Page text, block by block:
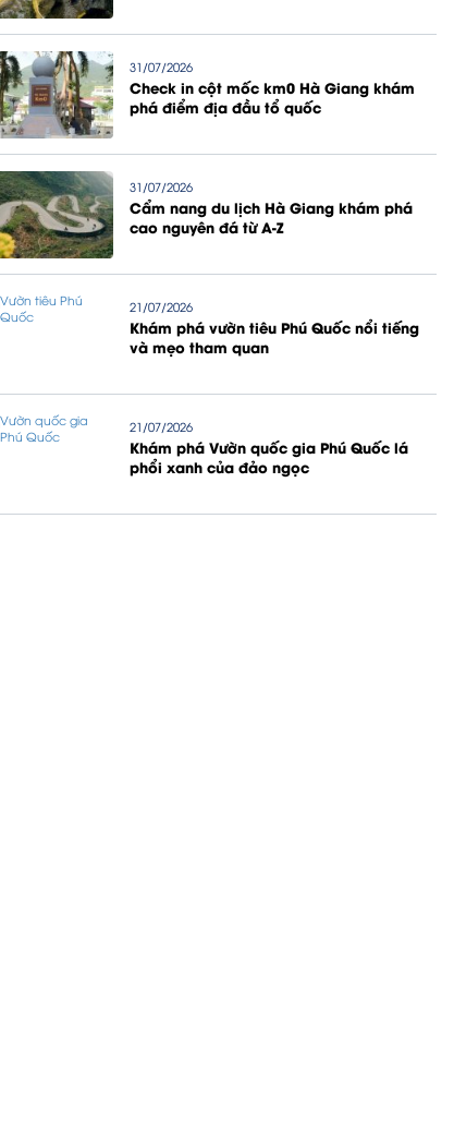
31/07/2026
Check in cột mốc km0 Hà Giang khám
phá điểm địa đầu tổ quốc
31/07/2026
Cẩm nang du lịch Hà Giang khám phá
cao nguyên đá từ A-Z
21/07/2026
Khám phá vườn tiêu Phú Quốc nổi tiếng
và mẹo tham quan
21/07/2026
Khám phá Vườn quốc gia Phú Quốc lá
phổi xanh của đảo ngọc